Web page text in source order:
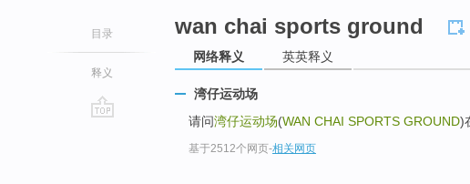
目录
释义
wan chai sports ground
网络释义 英英释义
湾仔运动场
请问湾仔运动场(WAN CHAI SPORTS GROUND)
基于2512个网页-相关网页